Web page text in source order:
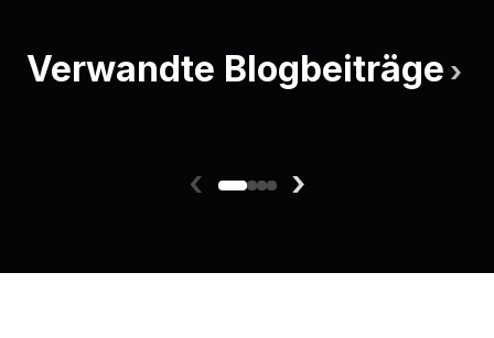
Verwandte Blogbeiträge ›
‹ ›